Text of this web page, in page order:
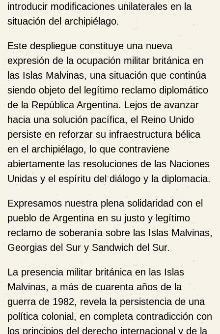
introducir modificaciones unilaterales en la
situación del archipiélago.
Este despliegue constituye una nueva
expresión de la ocupación militar británica en
las Islas Malvinas, una situación que continúa
siendo objeto del legítimo reclamo diplomático
de la República Argentina. Lejos de avanzar
hacia una solución pacífica, el Reino Unido
persiste en reforzar su infraestructura bélica
en el archipiélago, lo que contraviene
abiertamente las resoluciones de las Naciones
Unidas y el espíritu del diálogo y la diplomacia.
Expresamos nuestra plena solidaridad con el
pueblo de Argentina en su justo y legítimo
reclamo de soberanía sobre las Islas Malvinas,
Georgias del Sur y Sandwich del Sur.
La presencia militar británica en las Islas
Malvinas, a más de cuarenta años de la
guerra de 1982, revela la persistencia de una
política colonial, en completa contradicción con
los principios del derecho internacional y de la